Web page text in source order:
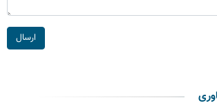
ارسال